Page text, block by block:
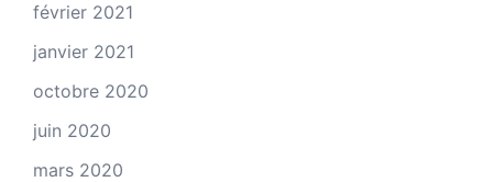
février 2021
janvier 2021
octobre 2020
juin 2020
mars 2020